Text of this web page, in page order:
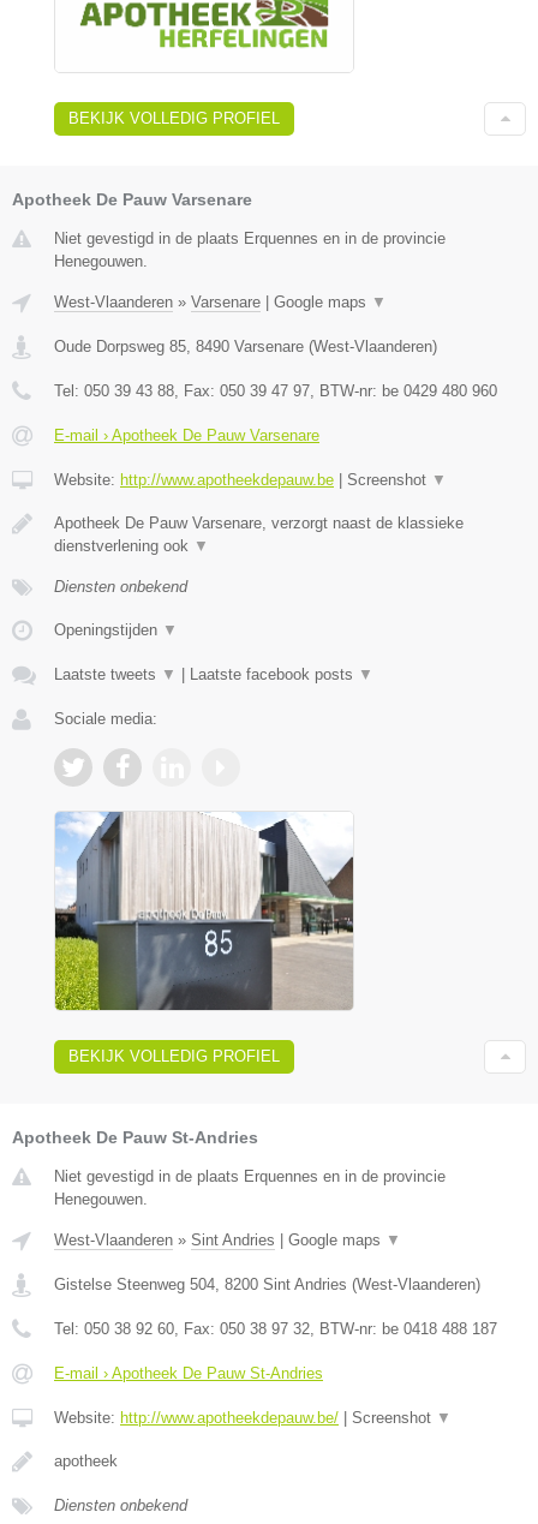
BEKIJK VOLLEDIG PROFIEL
Apotheek De Pauw Varsenare
Niet gevestigd in de plaats Erquennes en in de provincie
Henegouwen.
West-Vlaanderen » Varsenare Google maps ▼
Oude Dorpsweg 85 8490 Varsenare (West-Vlaanderen)
Tel: 050 39 43 88 , Fax: 050 39 47 97 , BTW-nr: be 0429 480 960
E-mail › Apotheek De Pauw Varsenare
Website: http://www.apotheekdepauw.be Screenshot ▼
Apotheek De Pauw Varsenare, verzorgt naast de klassieke
dienstverlening ook ▼
Diensten onbekend
Openingstijden ▼
Laatste tweets ▼ Laatste facebook posts ▼
Sociale media:
BEKIJK VOLLEDIG PROFIEL
Apotheek De Pauw St-Andries
Niet gevestigd in de plaats Erquennes en in de provincie
Henegouwen.
West-Vlaanderen » Sint Andries | Google maps ▼
Gistelse Steenweg 504 8200 Sint Andries (West-Vlaanderen)
Tel: 050 38 92 60 , Fax: 050 38 97 32 , BTW-nr: be 0418 488 187
E-mail › Apotheek De Pauw St-Andries
Website: http://www.apotheekdepauw.be/ | Screenshot ▼
apotheek
Diensten onbekend